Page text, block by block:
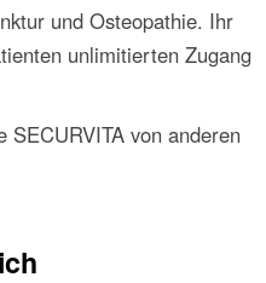
und Osteopathie. Ihr
unlimitierten Zugang
von anderen